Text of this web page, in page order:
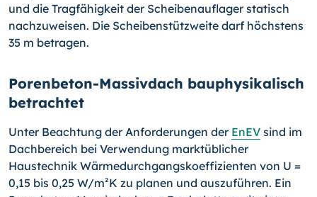
und die Tragfähigkeit der Scheibenauflager statisch
nachzuweisen. Die Scheibenstützweite darf höchstens
35 m betragen.
Porenbeton-Massivdach bauphysikalisch
betrachtet
Unter Beachtung der Anforderungen der EnEV sind im
Dachbereich bei Verwendung marktüblicher
Haustechnik Wärmedurchgangskoeffizienten von U =
0,15 bis 0,25 W/m²K zu planen und auszuführen. Ein